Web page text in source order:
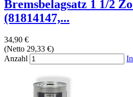
Bremsbelagsatz 1 1/2
(81814147,...
34,90 €
(Netto 29,33 €)
Anzahl